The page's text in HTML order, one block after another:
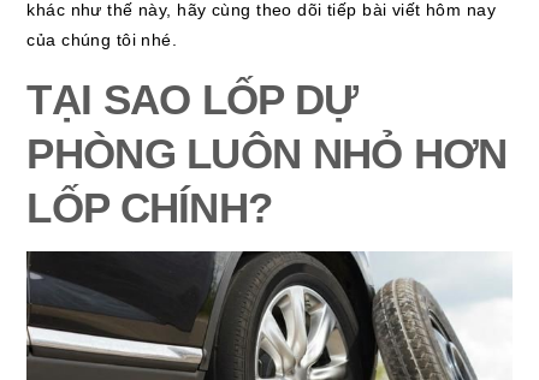
khác như thế này, hãy cùng theo dõi tiếp bài viết hôm nay
của chúng tôi nhé.
TẠI SAO LỐP DỰ
PHÒNG LUÔN NHỎ HƠN
LỐP CHÍNH?